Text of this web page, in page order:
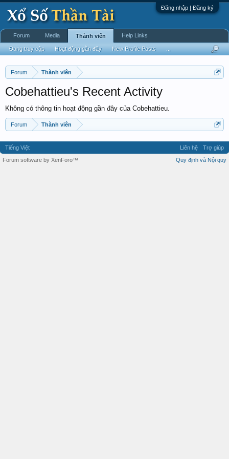
Đăng nhập | Đăng ký
Forum Thành viên
Cobehattieu's Recent Activity
Không có thông tin hoạt động gần đây của Cobehattieu.
Forum Thành viên
Forum Media Thành viên
Đang truy cập Hoạt động gần đây New Profile Posts
Help Links
Tiếng Việt Liên hệ
Trợ giúp
Quy định và Nội quy
Forum software by XenForo™